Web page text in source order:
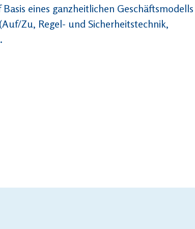
eines ganzheitlichen
Zu, Regel- und Sicherheitstechnik,